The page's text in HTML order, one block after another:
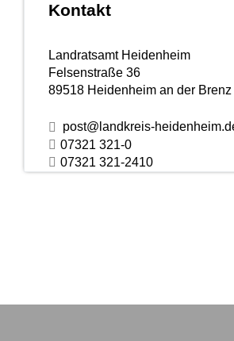
Kontakt
Landratsamt Heidenheim
Felsenstraße 36
89518 Heidenheim an der Brenz
post@landkreis-
07321 321-0
07321 321-2410